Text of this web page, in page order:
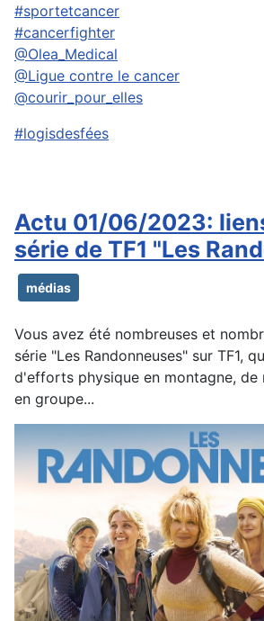
#sportetcancer
#cancerfighter
@Olea_Medical
@Ligue contre le cancer
@courir_pour_elles
#logisdesfées
Actu 01/06/2023:
série de TF1 "Les
médias
Vous avez été nombreuses et
série "Les Randonneuses" sur TF1,
d'efforts physique en montagne, de
en groupe...